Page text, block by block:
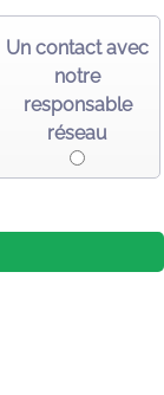
Un contact avec
notre
responsable
réseau